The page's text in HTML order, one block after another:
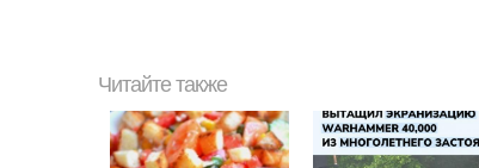
Читайте также